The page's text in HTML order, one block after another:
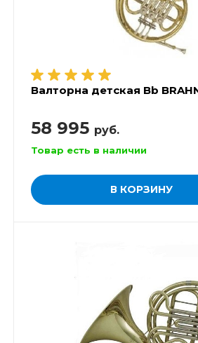
Валторна детская Bb
58 995 руб.
Товар есть в наличии
В КОРЗИНУ